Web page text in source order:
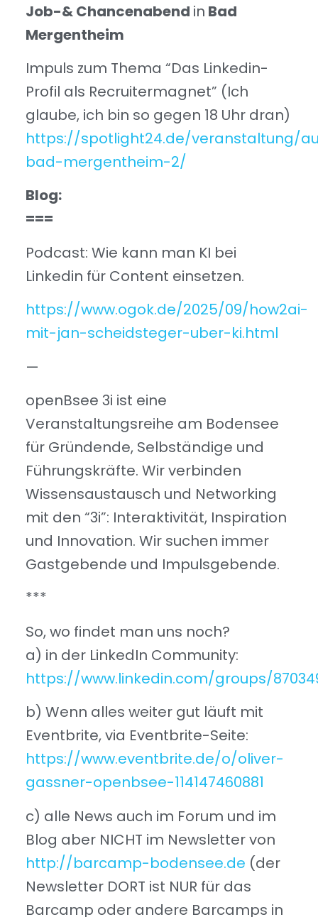
Job-& Chancenabend in Bad
Mergentheim
Impuls zum Thema “Das Linkedin-
Profil als Recruitermagnet” (Ich
glaube, ich bin so gegen 18 Uhr dran)
https://spotlight24.de/veranstaltung/
bad-mergentheim-2/
Blog:
===
Podcast: Wie kann man KI bei
Linkedin für Content einsetzen.
https://www.ogok.de/2025/09/how2ai-
mit-jan-scheidsteger-uber-ki.html
—
openBsee 3i ist eine
Veranstaltungsreihe am Bodensee
für Gründende, Selbständige und
Führungskräfte. Wir verbinden
Wissensaustausch und Networking
mit den “3i”: Interaktivität, Inspiration
und Innovation. Wir suchen immer
Gastgebende und Impulsgebende.
***
So, wo findet man uns noch?
a) in der LinkedIn Community:
https://www.linkedin.com/groups/
b) Wenn alles weiter gut läuft mit
Eventbrite, via Eventbrite-Seite:
https://www.eventbrite.de/o/oliver-
gassner-openbsee-114147460881
c) alle News auch im Forum und im
Blog aber NICHT im Newsletter von
http://barcamp-bodensee.de (der
Newsletter DORT ist NUR für das
Barcamp oder andere Barcamps in